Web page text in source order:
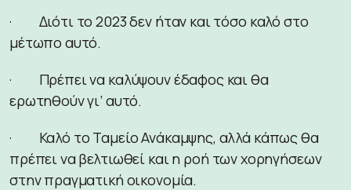
· Διότι το 2023 δεν ήταν και τόσο καλό στο
μέτωπο αυτό.
· Πρέπει να καλύψουν έδαφος και θα
ερωτηθούν γι’ αυτό.
· Καλό το Ταμείο Ανάκαμψης, αλλά κάπως θα
πρέπει να βελτιωθεί και η ροή των χορηγήσεων
στην πραγματική οικονομία.